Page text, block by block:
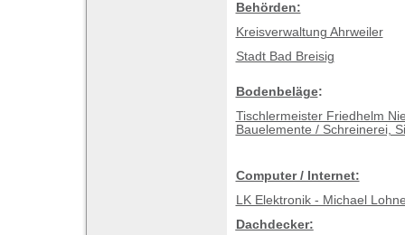
Behörden:
Kreisverwaltung Ahrweiler
Stadt Bad Breisig
Bodenbeläge:
Tischlermeister Friedhelm
Bauelemente / Schreinerei,
Computer / Internet:
LK Elektronik - Michael
Dachdecker: